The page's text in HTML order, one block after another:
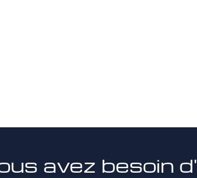
avez besoin